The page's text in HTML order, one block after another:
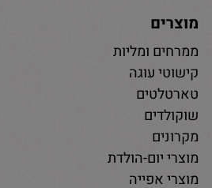
מוצרים
ממרחים ומליות
קישוטי עוגה
טארטלטים
שוקולדים
מקרונים
מוצרי יום-הולדת
מוצרי אפייה